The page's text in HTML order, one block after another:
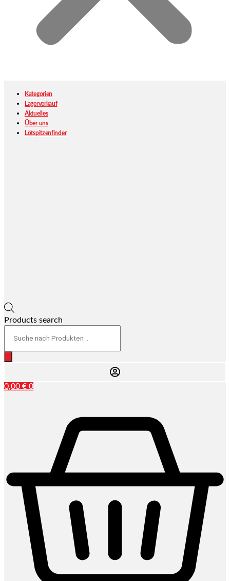
Kategorien
Lagerverkauf
Aktuelles
Über uns
Lötspitzenfinder
Products search
0,00 € 0